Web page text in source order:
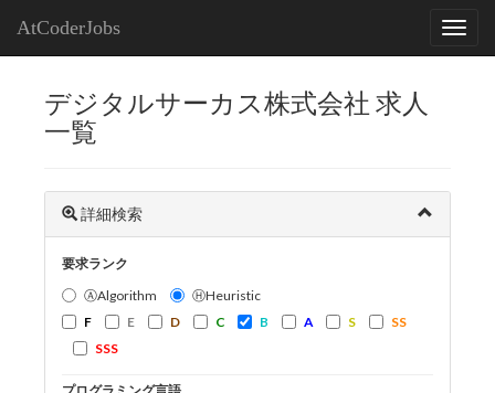
AtCoderJobs
デジタルサーカス株式会社 求人
一覧
詳細検索
要求ランク
ⒶAlgorithm
ⒽHeuristic
F
E D C B A S
SS
SSS